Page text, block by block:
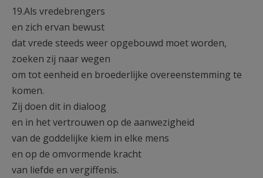
19.Als vredebrengers
en zich ervan bewust
dat vrede steeds weer opgebouwd moet worden,
zoeken zij naar wegen
om tot eenheid en broederlijke overeenstemming te
komen.
Zij doen dit in dialoog
en in het vertrouwen op de aanwezigheid
van de goddelijke kiem in elke mens
en op de omvormende kracht
van liefde en vergiffenis.